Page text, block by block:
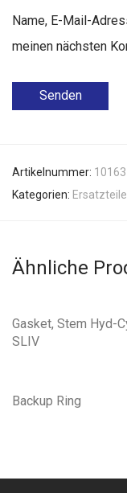
Name, E-Mail-
meinen nächsten
Artikelnummer:
Kategorien: Ersatzteile
Ähnliche
Gasket, Stem Hyd-
SLIV
Backup Ring